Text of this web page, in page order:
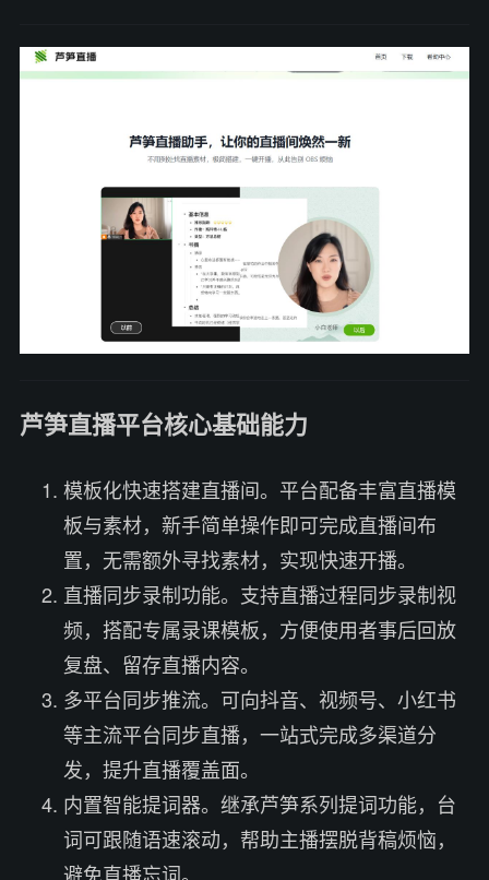
芦笋直播平台核心基础能力
模板化快速搭建直播间。平台配备丰富直播模
板与素材，新手简单操作即可完成直播间布
置，无需额外寻找素材，实现快速开播。
直播同步录制功能。支持直播过程同步录制视
频，搭配专属录课模板，方便使用者事后回放
复盘、留存直播内容。
多平台同步推流。可向抖音、视频号、小红书
等主流平台同步直播，一站式完成多渠道分
发，提升直播覆盖面。
内置智能提词器。继承芦笋系列提词功能，台
词可跟随语速滚动，帮助主播摆脱背稿烦恼，
避免直播忘词。